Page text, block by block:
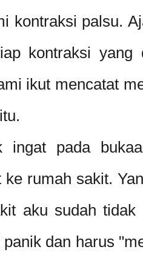
kontraksi palsu.
kontraksi yang
ikut mencatat
ingat pada
ke rumah sakit.
aku sudah
dan harus